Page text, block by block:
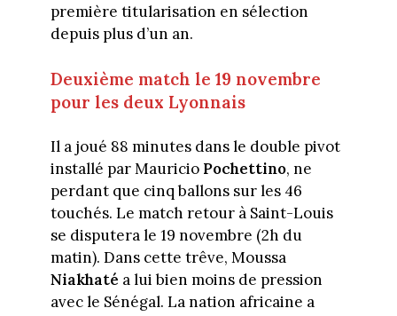
première titularisation en sélection
depuis plus d’un an.
Deuxième match le 19 novembre
pour les deux Lyonnais
Il a joué 88 minutes dans le double pivot
installé par Mauricio Pochettino, ne
perdant que cinq ballons sur les 46
touchés. Le match retour à Saint-Louis
se disputera le 19 novembre (2h du
matin). Dans cette trêve, Moussa
Niakhaté a lui bien moins de pression
avec le Sénégal. La nation africaine a